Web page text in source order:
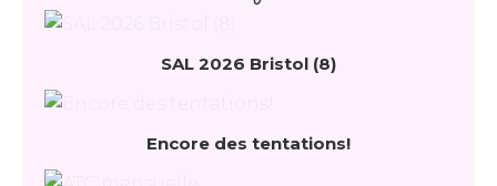
SAL 2026 Bristol (8)
Encore des tentations!